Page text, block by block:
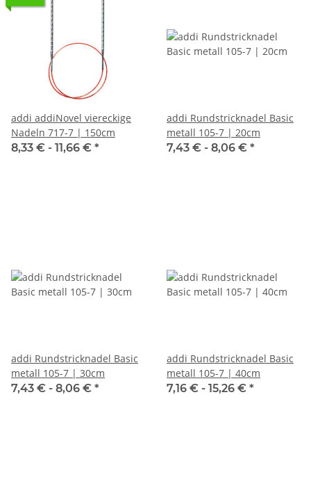
addi addiNovel viereckige
Nadeln 717-7 | 150cm
8,33 € - 11,66 € *
addi Rundstricknadel Basic
metall 105-7 | 20cm
7,43 € - 8,06 € *
addi Rundstricknadel Basic
metall 105-7 | 30cm
7,43 € - 8,06 € *
addi Rundstricknadel Basic
metall 105-7 | 40cm
7,16 € - 15,26 € *